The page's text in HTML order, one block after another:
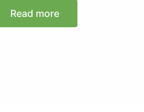
Read more